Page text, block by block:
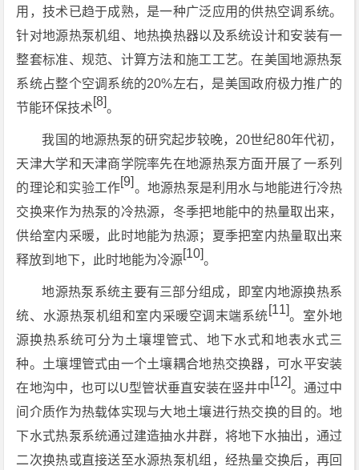
用，技术已趋于成熟，是一种广泛应用的供热空调系统。
针对地源热泵机组、地热换热器以及系统设计和安装有一
整套标准、规范、计算方法和施工工艺。在美国地源热泵
系统占整个空调系统的20%左右，是美国政府极力推广的
节能环保技术[8]。
我国的地源热泵的研究起步较晚，20世纪80年代初，
天津大学和天津商学院率先在地源热泵方面开展了一系列
的理论和实验工作[9]。地源热泵是利用水与地能进行冷热
交换来作为热泵的冷热源，冬季把地能中的热量取出来，
供给室内采暖，此时地能为热源；夏季把室内热量取出来
释放到地下，此时地能为冷源[10]。
地源热泵系统主要有三部分组成，即室内地源换热系
统、水源热泵机组和室内采暖空调末端系统[11]。室外地
源换热系统可分为土壤埋管式、地下水式和地表水式三
种。土壤埋管式由一个土壤耦合地热交换器，可水平安装
在地沟中，也可以U型管状垂直安装在竖井中[12]。通过中
间介质作为热载体实现与大地土壤进行热交换的目的。地
下水式热泵系统通过建造抽水井群，将地下水抽出，通过
二次换热或直接送至水源热泵机组，经热量交换后，再回